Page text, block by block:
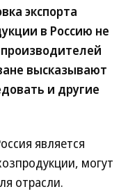
экспорта
в Россию не
высказывают
и другие
является
могут
отрасли.